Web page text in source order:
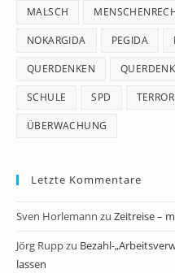
MALSCH
NOKARGIDA PEGIDA
QUERDENKEN
SCHULE SPD TERROR
ÜBERWACHUNG
Letzte Kommentare
Sven Horlemann zu Zeitreise –
Jörg Ruppzu Bezahl-
lassen